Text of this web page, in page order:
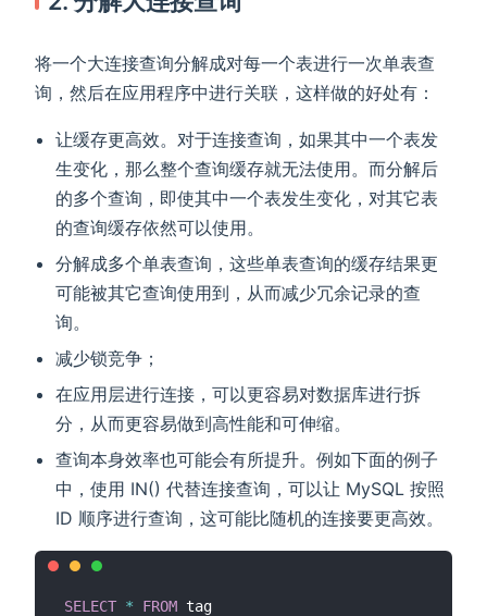
将一个大连接查询分解成对每一个表进行一次单表查
询，然后在应用程序中进行关联，这样做的好处有：
让缓存更高效。对于连接查询，如果其中一个表发
生变化，那么整个查询缓存就无法使用。而分解后
的多个查询，即使其中一个表发生变化，对其它表
的查询缓存依然可以使用。
分解成多个单表查询，这些单表查询的缓存结果更
可能被其它查询使用到，从而减少冗余记录的查
询。
减少锁竞争；
在应用层进行连接，可以更容易对数据库进行拆
分，从而更容易做到高性能和可伸缩。
查询本身效率也可能会有所提升。例如下面的例子
中，使用 IN() 代替连接查询，可以让 MySQL 按照
ID 顺序进行查询，这可能比随机的连接要更高效。
SELECT * FROM